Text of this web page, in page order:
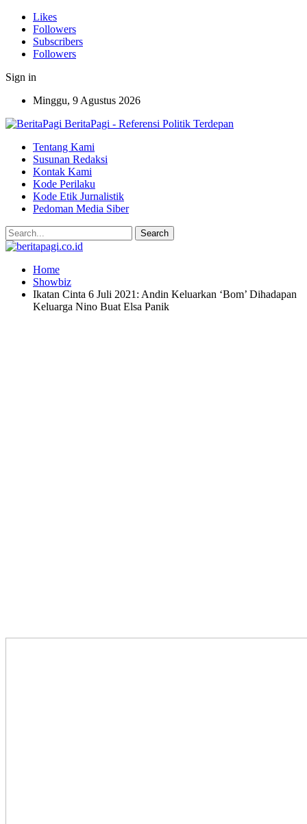
Likes
Followers
Subscribers
Followers
Sign in
Minggu, 9 Agustus 2026
BeritaPagi - Referensi Politik Terdepan
Tentang Kami
Susunan Redaksi
Kontak Kami
Kode Perilaku
Kode Etik Jurnalistik
Pedoman Media Siber
Home
Showbiz
Ikatan Cinta 6 Juli 2021: Andin Keluarkan ‘Bom’ Dihadapan
Keluarga Nino Buat Elsa Panik